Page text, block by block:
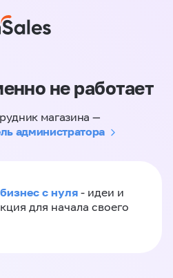
не работает
магазина —
администратора
с нуля - идеи и
для начала своего